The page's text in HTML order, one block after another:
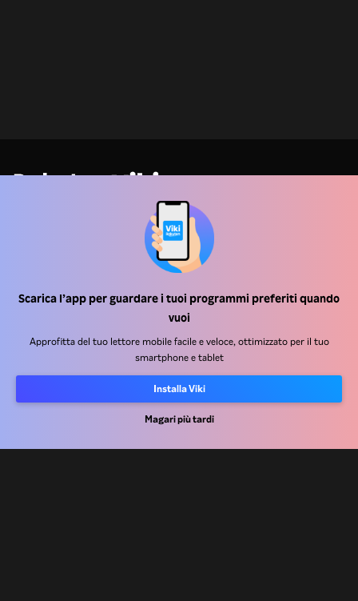
Scarica l’app per guardare i tuoi programmi preferiti quando
vuoi
Approfitta del tuo lettore mobile facile e veloce, ottimizzato per il tuo
smartphone e tablet
Installa Viki
Magari più tardi
Centro assistenza
Centro stampa
Condizioni d'uso